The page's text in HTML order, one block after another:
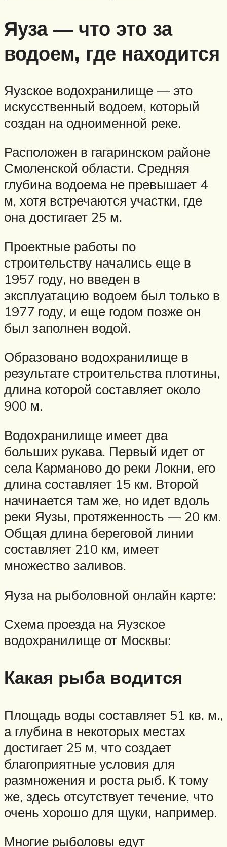
Яуза — что это за
водоем, где находится
Яузское водохранилище — это
искусственный водоем, который
создан на одноименной реке.
Расположен в гагаринском районе
Смоленской области. Средняя
глубина водоема не превышает 4
м, хотя встречаются участки, где
она достигает 25 м.
Проектные работы по
строительству начались еще в
1957 году, но введен в
эксплуатацию водоем был только в
1977 году, и еще годом позже он
был заполнен водой.
Образовано водохранилище в
результате строительства плотины,
длина которой составляет около
900 м.
Водохранилище имеет два
больших рукава. Первый идет от
села Карманово до реки Локни, его
длина составляет 15 км. Второй
начинается там же, но идет вдоль
реки Яузы, протяженность — 20 км.
Общая длина береговой линии
составляет 210 км, имеет
множество заливов.
Яуза на рыболовной онлайн карте:
Схема проезда на Яузское
водохранилище от Москвы:
Какая рыба водится
Площадь воды составляет 51 кв. м.,
а глубина в некоторых местах
достигает 25 м, что создает
благоприятные условия для
размножения и роста рыб. К тому
же, здесь отсутствует течение, что
очень хорошо для щуки, например.
Многие рыболовы едут